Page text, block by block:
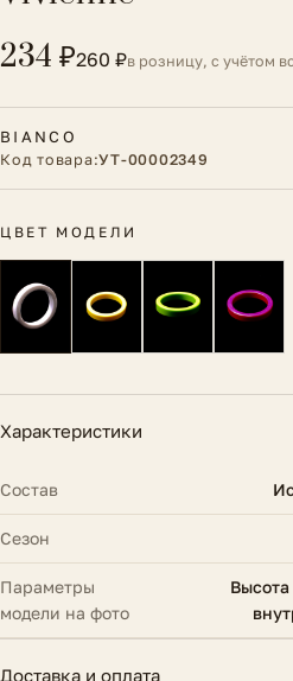
234 ₽260 ₽в розницу, с учётом
BIANCO
Код товара:УТ-00002349
ЦВЕТ МОДЕЛИ
Характеристики
Состав
Сезон
Параметры
модели на фото
Доставка и оплата